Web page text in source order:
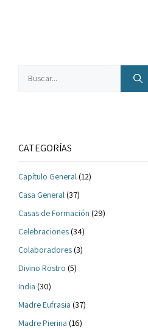
CATEGORÍAS
Capítulo General (12)
Casa General (37)
Casas de Formación (29)
Celebraciones (34)
Colaboradores (3)
Divino Rostro (5)
India (30)
Madre Eufrasia (37)
Madre Pierina (16)